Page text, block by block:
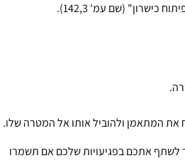
(שם עמ' 142,3).
המתאמן ולהוביל אותו אל המטרה שלו.
לשתף אתכם בפגיעויות שלכם אם תשמרו